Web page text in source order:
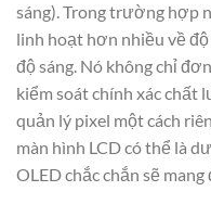
sáng). Trong trường hợp
linh hoạt hơn nhiều về
độ sáng. Nó không chỉ
kiểm soát chính xác chất
quản lý pixel một cách
màn hình LCD có thể là
OLED chắc chắn sẽ